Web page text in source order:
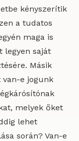
kényszerítik
a tudatos
maga is
legyen saját
Másik
van-e jogunk
melyek őket
lehet
során? Van-e